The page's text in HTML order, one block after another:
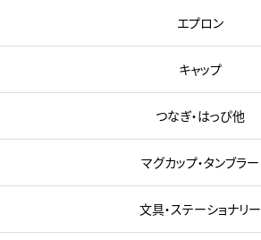
エプロン
キャップ
つなぎ・はっぴ他
マグカップ・タンブラー
文具・ステーショナリー